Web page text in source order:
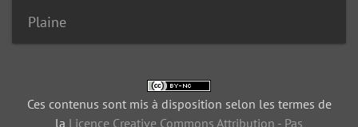
Plaine
Ces contenus sont mis à disposition selon les termes de
la Licence Creative Commons Attribution - Pas